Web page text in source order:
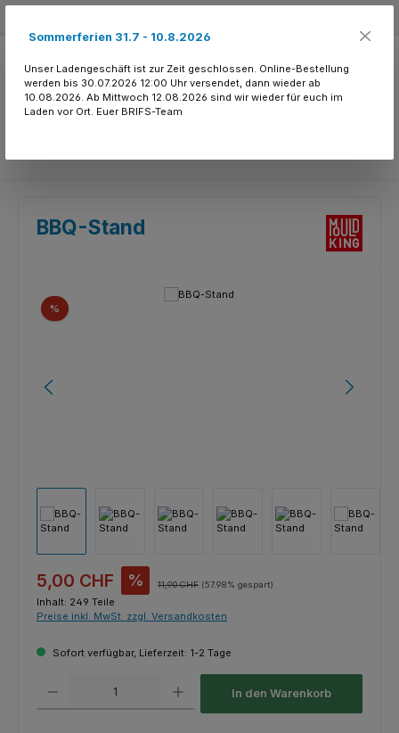
BBQ-Stand
% Rabatt
Verkaufspreis:
5,00 CHF % Regulärer Preis:
11,90 CHF (57.98% gespart)
Inhalt: 249 Teile
Preise inkl. MwSt. zzgl. Versandkosten
Sofort verfügbar, Lieferzeit: 1-2 Tage
In den Warenkorb
Sommerferien 31.7 - 10.8.2026
Unser Ladengeschäft ist zur Zeit geschlossen. Online-Bestellung
werden bis 30.07.2026 12:00 Uhr versendet, dann wieder ab
10.08.2026. Ab Mittwoch 12.08.2026 sind wir wieder für euch im
Laden vor Ort. Euer BRIFS-Team